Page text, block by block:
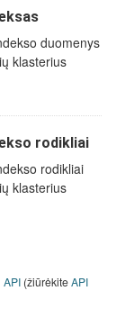
duomenys
klasterius
rodikliai
rodikliai
klasterius
API (žiūrėkiteAPI